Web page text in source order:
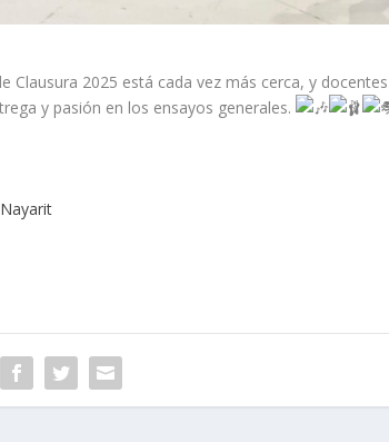
Clausura 2025 está cada vez más cerca, y
y pasión en los ensayos generales.